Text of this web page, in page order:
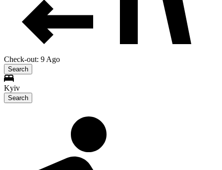
Check-out: 9 Ago
Search
Kyiv
Search